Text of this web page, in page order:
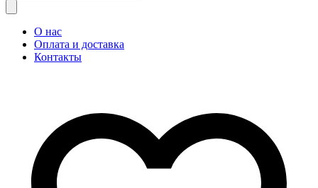
О нас
Оплата и доставка
Контакты